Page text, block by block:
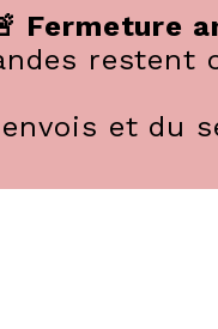
Fermeture
restent
envois et du